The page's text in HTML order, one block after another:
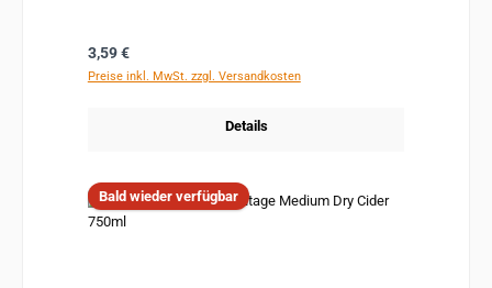
Regulärer Preis:
3,59 €
Preise inkl. MwSt. zzgl. Versandkosten
Details
Bald wieder verfügbar